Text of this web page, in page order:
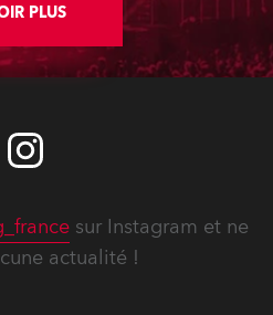
PLUS
sur Instagram et ne
actualité !